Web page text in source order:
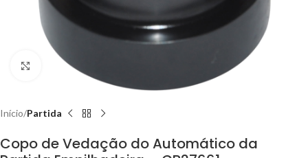
Clique para ampliar
Início Partida
Copo de Vedação do Automático da